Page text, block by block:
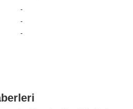
-
-
-